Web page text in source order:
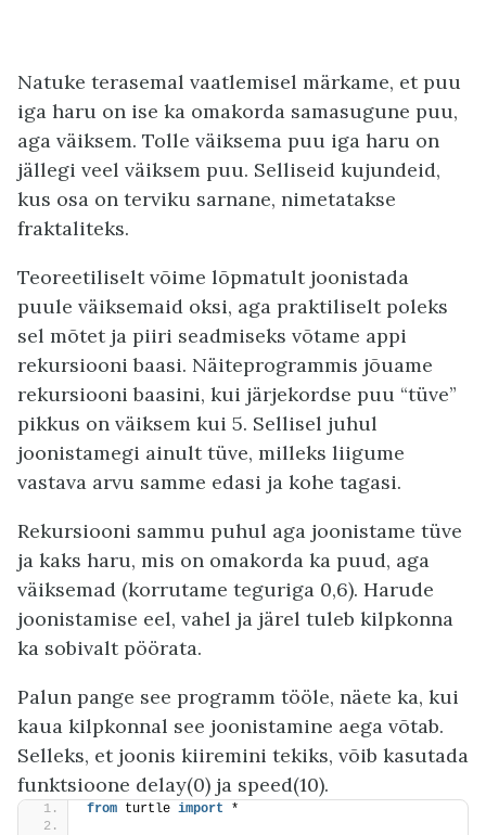
Natuke terasemal vaatlemisel märkame, et puu
iga haru on ise ka omakorda samasugune puu,
aga väiksem. Tolle väiksema puu iga haru on
jällegi veel väiksem puu. Selliseid kujundeid,
kus osa on terviku sarnane, nimetatakse
fraktaliteks.
Teoreetiliselt võime lõpmatult joonistada
puule väiksemaid oksi, aga praktiliselt poleks
sel mõtet ja piiri seadmiseks võtame appi
rekursiooni baasi. Näiteprogrammis jõuame
rekursiooni baasini, kui järjekordse puu “tüve”
pikkus on väiksem kui 5. Sellisel juhul
joonistamegi ainult tüve, milleks liigume
vastava arvu samme edasi ja kohe tagasi.
Rekursiooni sammu puhul aga joonistame tüve
ja kaks haru, mis on omakorda ka puud, aga
väiksemad (korrutame teguriga 0,6). Harude
joonistamise eel, vahel ja järel tuleb kilpkonna
ka sobivalt pöörata.
Palun pange see programm tööle, näete ka, kui
kaua kilpkonnal see joonistamine aega võtab.
Selleks, et joonis kiiremini tekiks, võib kasutada
funktsioone delay(0) ja speed(10).
from turtle import *